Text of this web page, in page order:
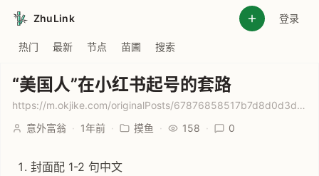
ZhuLink 登录
热门 最新 节点 苗圃 搜索
“美国人”在小红书起号的套路
https://m.okjike.com/originalPosts/67876858517b7d8d0d3da1ef
意外富翁 · 1年前 · 摸鱼 · 158 · 0
封面配 1-2 句中文